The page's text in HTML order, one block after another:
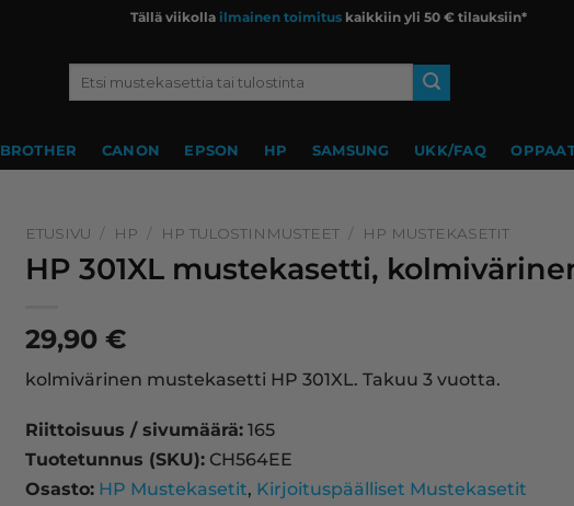
Tällä viikolla ilmainen toimitus kaikkiin yli 50 € tilauksiin*
BROTHER CANON EPSON HP SAMSUNG UKK/FAQ
ETUSIVU / HP / HP TULOSTINMUSTEET / HP MUSTEKASETIT
HP 301XL mustekasetti,
29,90 €
kolmivärinen mustekasetti HP 301XL. Takuu 3 vuotta.
Riittoisuus / sivumäärä: 165
Tuotetunnus (SKU): CH564EE
Osasto: HP Mustekasetit, Kirjoituspäälliset Mustekasetit